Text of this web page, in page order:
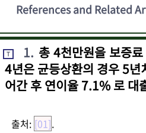
References and Related
T 1. 총 4천만원을 보증
4년은 균등상환의 경우 5
어간 후 연이율 7.1% 로 대
출처: [01].